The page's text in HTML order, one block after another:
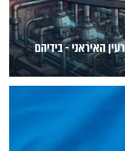
האיראני - בידיהם